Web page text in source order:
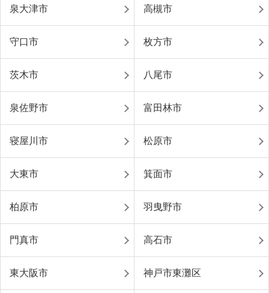
泉大津市 高槻市
守口市 枚方市
茨木市 八尾市
泉佐野市 富田林市
寝屋川市 松原市
大東市 箕面市
柏原市 羽曳野市
門真市 高石市
東大阪市 神戸市東灘区